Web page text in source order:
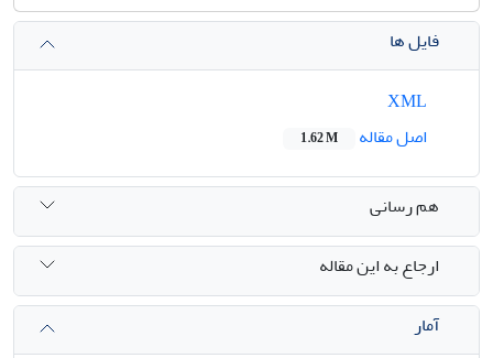
فایل ها
اصل مقاله
1.62 M
هم رسانی
ارجاع به این مقاله
آمار